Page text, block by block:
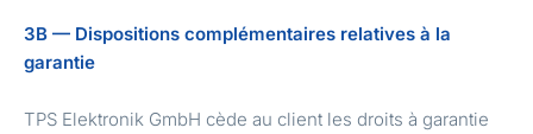
3B — Dispositions complémentaires relatives à la
garantie
TPS Elektronik GmbH cède au client les droits à garantie